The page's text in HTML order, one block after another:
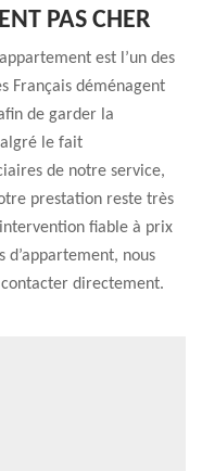
PAS CHER
est l’un des
Français déménagent
de garder la
le fait
de notre service,
prestation reste très
fiable à prix
nous
directement.